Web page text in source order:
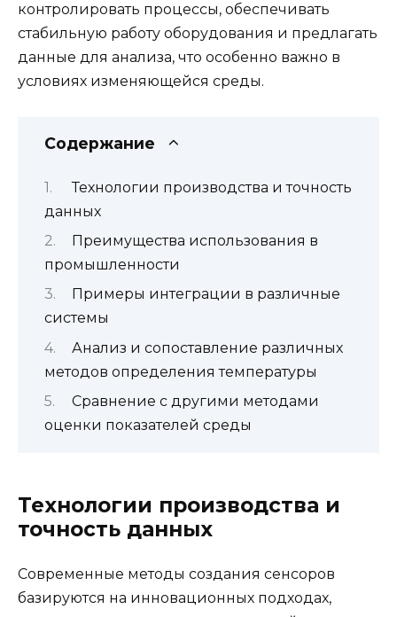
контролировать процессы, обеспечивать
стабильную работу оборудования и предлагать
данные для анализа, что особенно важно в
условиях изменяющейся среды.
Содержание
Технологии производства и точность
данных
Преимущества использования в
промышленности
Примеры интеграции в различные
системы
Анализ и сопоставление различных
методов определения температуры
Сравнение с другими методами
оценки показателей среды
Технологии производства и
точность данных
Современные методы создания сенсоров
базируются на инновационных подходах,